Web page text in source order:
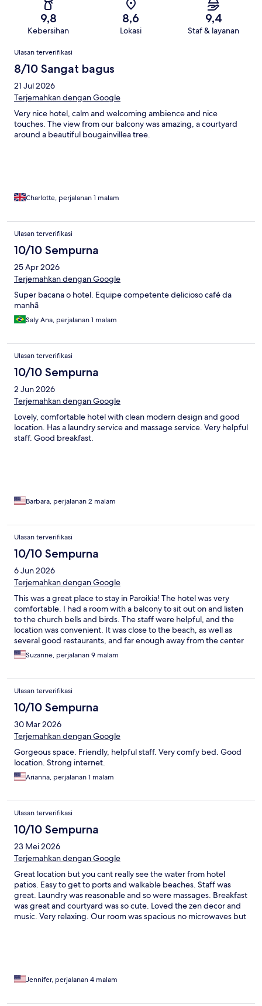
9,8
Kebersihan
8,6
Lokasi
9,4
Staf & layanan
Ulasan
Ulasan terverifikasi
8/10 Sangat bagus
21 Jul 2026
Terjemahkan dengan Google
Very nice hotel, calm and welcoming ambience and nice
touches. The view from our balcony was amazing, a courtyard
around a beautiful bougainvillea tree.
Charlotte, perjalanan 1 malam
Ulasan terverifikasi
10/10 Sempurna
25 Apr 2026
Terjemahkan dengan Google
Super bacana o hotel. Equipe competente delicioso café da
manhã
Saly Ana, perjalanan 1 malam
Ulasan terverifikasi
10/10 Sempurna
2 Jun 2026
Terjemahkan dengan Google
Lovely, comfortable hotel with clean modern design and good
location. Has a laundry service and massage service. Very helpful
staff. Good breakfast.
Barbara, perjalanan 2 malam
Ulasan terverifikasi
10/10 Sempurna
6 Jun 2026
Terjemahkan dengan Google
This was a great place to stay in Paroikia! The hotel was very
comfortable. I had a room with a balcony to sit out on and listen
to the church bells and birds. The staff were helpful, and the
location was convenient. It was close to the beach, as well as
several good restaurants, and far enough away from the center
to be a bit tranquil. Even so, you could walk to and from the
ferry and the bus station quite easily along the water front. I
Suzanne, perjalanan 9 malam
Ulasan terverifikasi
10/10 Sempurna
30 Mar 2026
Terjemahkan dengan Google
Gorgeous space. Friendly, helpful staff. Very comfy bed. Good
location. Strong internet.
Arianna, perjalanan 1 malam
Ulasan terverifikasi
10/10 Sempurna
23 Mei 2026
Terjemahkan dengan Google
Great location but you cant really see the water from hotel
patios. Easy to get to ports and walkable beaches. Staff was
great. Laundry was reasonable and so were massages. Breakfast
was great and courtyard was so cute. Loved the zen decor and
music. Very relaxing. Our room was spacious no microwaves but
Jennifer, perjalanan 4 malam